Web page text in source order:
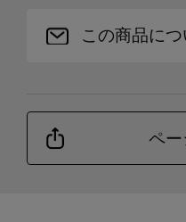
この商品に
ペー